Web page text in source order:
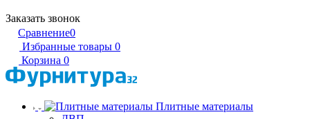
Заказать звонок
Сравнение0
Избранные товары 0
Корзина 0
Плитные материалы